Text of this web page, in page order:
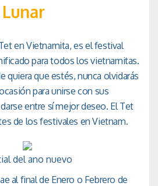
en Vietnamita, es el festival
para todos los vietnamitas.
quiera que estés, nunca olvidarás
para unirse con sus
entre sí mejor deseo. El Tet
de los festivales en Vietnam.
del ano nuevo
al final de Enero o Febrero de